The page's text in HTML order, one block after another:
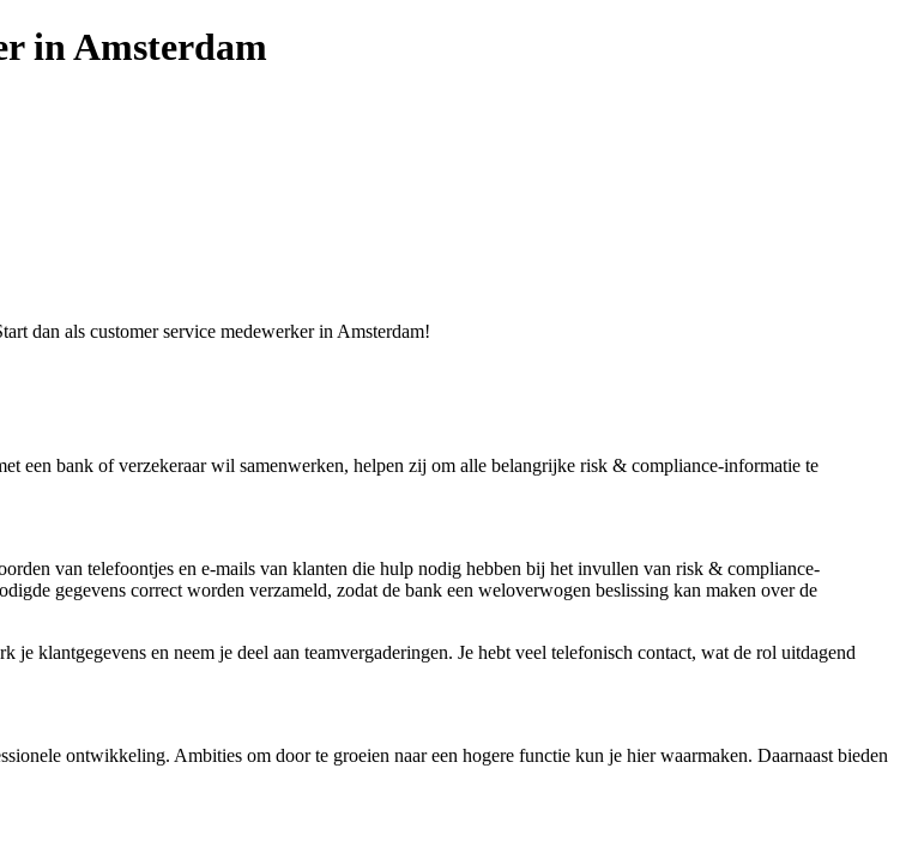
in Amsterdam
dan als customer service medewerker in Amsterdam!
een bank of verzekeraar wil samenwerken, helpen zij om alle belangrijke risk & compliance-informatie te
van telefoontjes en e-mails van klanten die hulp nodig hebben bij het invullen van risk & compliance-
gegevens correct worden verzameld, zodat de bank een weloverwogen beslissing kan maken over de
klantgegevens en neem je deel aan teamvergaderingen. Je hebt veel telefonisch contact, wat de rol uitdagend
ontwikkeling. Ambities om door te groeien naar een hogere functie kun je hier waarmaken. Daarnaast bieden